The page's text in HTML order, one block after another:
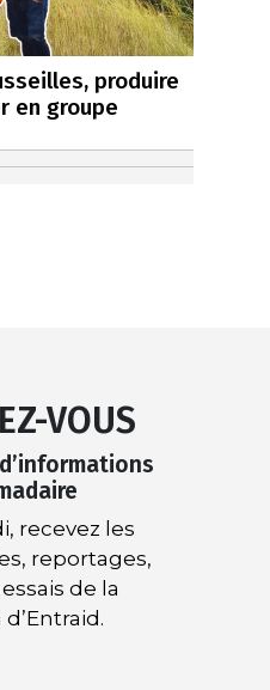
produire
en groupe
VOUS
recevez les
reportages,
de la